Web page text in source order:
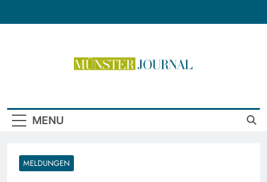
MENU
MELDUNGEN